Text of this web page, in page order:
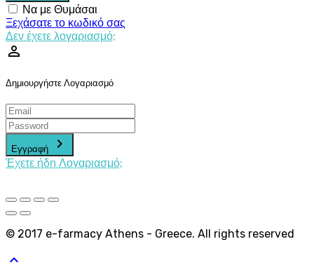
Να με Θυμάσαι
Ξεχάσατε το κωδικό σας
Δεν έχετε λογαριασμό;
perm_identity
Δημιουργήστε Λογαριασμό
Εγγραφή keyboard_arrow_right
Έχετε ήδη Λογαριασμό;
© 2017 e-farmacy Athens - Greece. All rights reserved
keyboard_arrow_up